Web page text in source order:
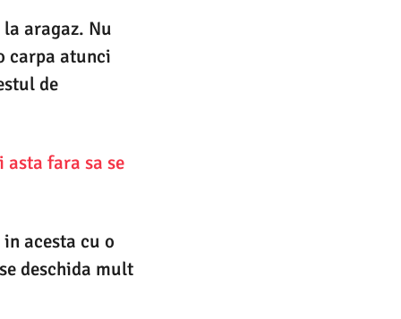
aragaz. Nu
carpa atunci
de
asta fara sa se
acesta cu o
deschida mult